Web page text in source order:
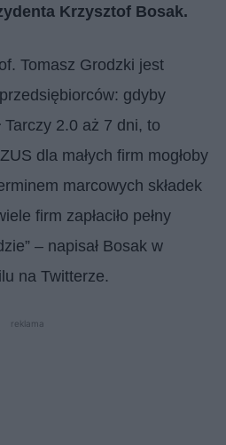
Krzysztof Bosak.
Tomasz Grodzki jest
gdyby
Tarczy 2.0 aż 7 dni, to
dla małych firm mogłoby
marcowych składek
firm zapłaciło pełny
– napisał Bosak w
na Twitterze.
reklama